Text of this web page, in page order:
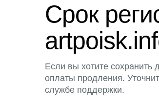
Срок
Если вы хотите сохранить
оплаты продления.
службе поддержки.